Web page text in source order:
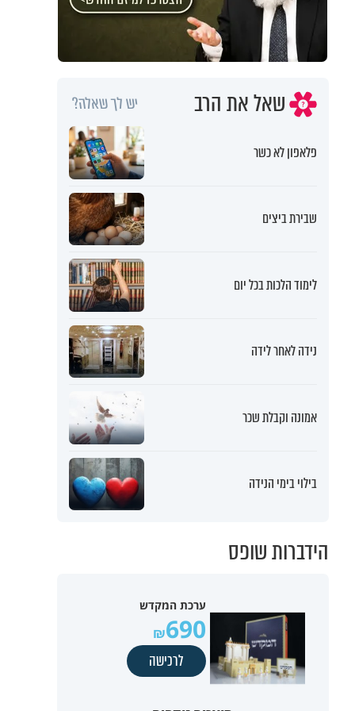
שאל את הרב יש לך שאלה?
פלאפון לא כשר
שבירת ביצים
לימוד הלכות בכל יום
נידה לאחר לידה
אמונה וקבלת שכר
בילוי בימי הנידה
הידברות שופס
ערכת המקדש
690
לרכישה